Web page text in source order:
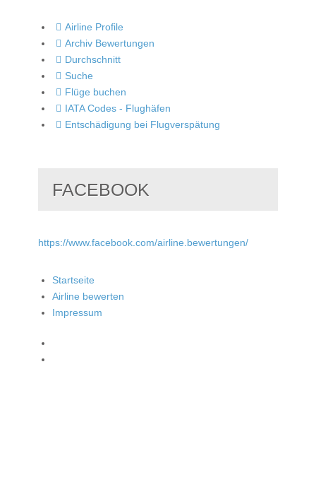
Airline Profile
Archiv Bewertungen
Durchschnitt
Suche
Flüge buchen
IATA Codes - Flughäfen
Entschädigung bei Flugverspätung
FACEBOOK
https://www.facebook.com/airline.bewertungen/
Startseite
Airline bewerten
Impressum